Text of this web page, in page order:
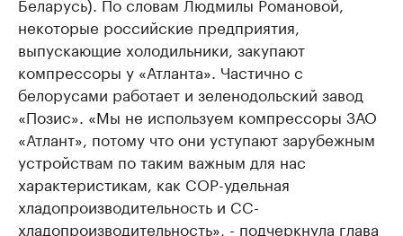
некоторые российские предприятия,
выпускающие холодильники, закупают
компрессоры у «Атланта». Частично с
белорусами работает и зеленодольский завод
«Позис». «Мы не используем компрессоры ЗАО
«Атлант», потому что они уступают зарубежным
устройствам по таким важным для нас
характеристикам, как COP-удельная
хладопроизводительность и CC-
хладопроизводительность», - подчеркнула глава